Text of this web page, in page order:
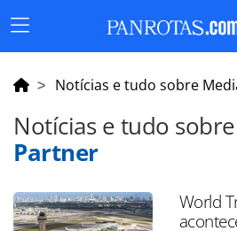
Menu
Principal
Notícias e tudo sobre
Notícias e tudo sobre
Partner
World